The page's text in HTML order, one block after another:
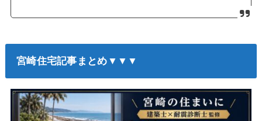
宮崎住宅記事まとめ▼▼▼